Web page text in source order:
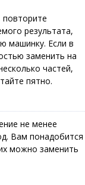
повторите
результата,
машинку. Если в
заменить на
частей,
пятно.
не менее
Вам понадобится
можно заменить